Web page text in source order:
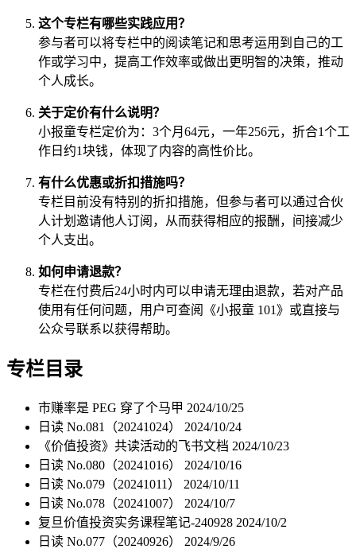
这个专栏有哪些实践应用？
参与者可以将专栏中的阅读笔记和思考运用到自己的工
作或学习中，提高工作效率或做出更明智的决策，推动
个人成长。
关于定价有什么说明？
小报童专栏定价为：3个月64元，一年256元，折合1个工
作日约1块钱，体现了内容的高性价比。
有什么优惠或折扣措施吗？
专栏目前没有特别的折扣措施，但参与者可以通过合伙
人计划邀请他人订阅，从而获得相应的报酬，间接减少
个人支出。
如何申请退款？
专栏在付费后24小时内可以申请无理由退款，若对产品
使用有任何问题，用户可查阅《小报童 101》或直接与
公众号联系以获得帮助。
专栏目录
市赚率是 PEG 穿了个马甲 2024/10/25
日读 No.081（20241024） 2024/10/24
《价值投资》共读活动的飞书文档 2024/10/23
日读 No.080（20241016） 2024/10/16
日读 No.079（20241011） 2024/10/11
日读 No.078（20241007） 2024/10/7
复旦价值投资实务课程笔记-240928 2024/10/2
日读 No.077（20240926） 2024/9/26